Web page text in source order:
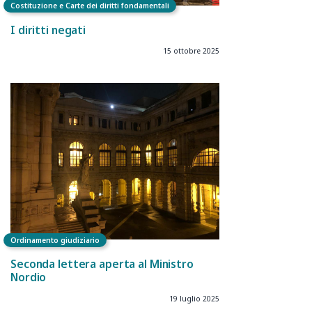
Costituzione e Carte dei diritti fondamentali
I diritti negati
15 ottobre 2025
Ordinamento giudiziario
Seconda lettera aperta al Ministro
Nordio
19 luglio 2025